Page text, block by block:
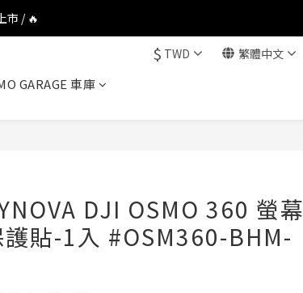
市 / 🔥
市 / 🔥
市 / 🔥
$ TWD 繁體中文
GARAGE 車庫
DJI OSMO 360 螢幕
護貼-1入 #OSM360-BHM-